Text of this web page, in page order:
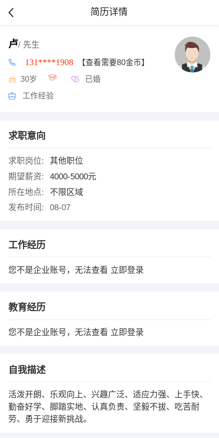
简历详情
卢/ 先生
131****1908 【查看需要80金币】
30岁 已婚
工作经验
求职意向
求职岗位:
其他职位
期望薪资:
4000-5000元
所在地点:
不限区域
发布时间:
08-07
工作经历
您不是企业账号，无法查看 立即登录
教育经历
您不是企业账号，无法查看 立即登录
自我描述
活泼开朗、乐观向上、兴趣广泛、适应力强、上手快、
勤奋好学、脚踏实地、认真负责、坚毅不拔、吃苦耐
劳、勇于迎接新挑战。